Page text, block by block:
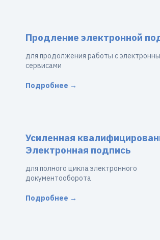
Продление электронной
для продолжения работы с
сервисами
Подробнее →
Усиленная
Электронная подпись
для полного цикла электронного
документооборота
Подробнее →